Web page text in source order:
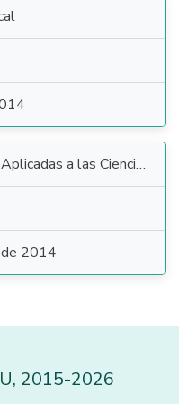
a las Ciencias Sociales
de 2014
, 2015-2026